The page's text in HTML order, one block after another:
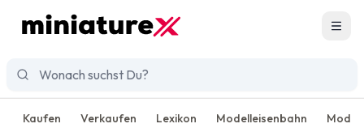
Menü
Kaufen Verkaufen Lexikon Modelleisenbahn